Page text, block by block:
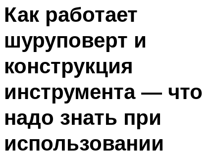
Как работает
шуруповерт и
конструкция
инструмента — что
надо знать при
использовании